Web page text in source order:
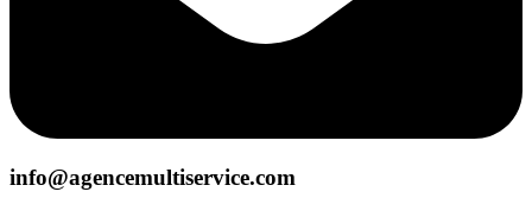
info@agencemultiservice.com